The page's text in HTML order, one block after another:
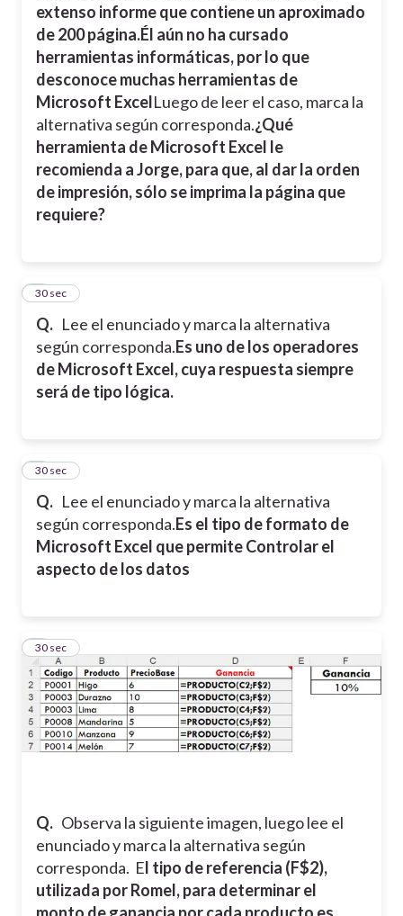
extenso informe que contiene un aproximado
de 200 página.Él aún no ha cursado
herramientas informáticas, por lo que
desconoce muchas herramientas de
Microsoft ExcelLuego de leer el caso, marca la
alternativa según corresponda.¿Qué
herramienta de Microsoft Excel le
recomienda a Jorge, para que, al dar la orden
de impresión, sólo se imprima la página que
requiere?
Q. Lee el enunciado y marca la alternativa
según corresponda.Es uno de los operadores
de Microsoft Excel, cuya respuesta siempre
será de tipo lógica.
3
30 sec
Q. Lee el enunciado y marca la alternativa
según corresponda.Es el tipo de formato de
Microsoft Excel que permite Controlar el
aspecto de los datos
4
30 sec
Q. Observa la siguiente imagen, luego lee el
enunciado y marca la alternativa según
corresponda. El tipo de referencia (F$2),
utilizada por Romel, para determinar el
monto de ganancia por cada producto es
5
30 sec